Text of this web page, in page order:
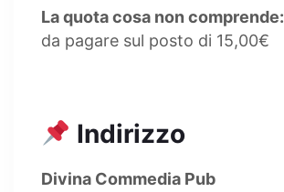
La quota cosa non comprende:
da pagare sul posto di 15,00€
Indirizzo
Divina Commedia Pub